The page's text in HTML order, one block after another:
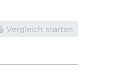
Vergleich starten